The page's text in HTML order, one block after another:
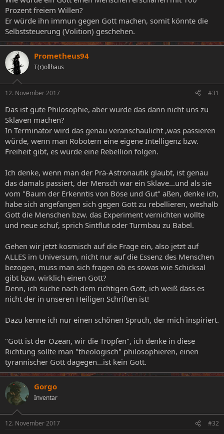
Prozent freiem Willen?
Er würde ihn immun gegen Gott machen, somit könnte die
Selbststeuerung (Volition) geschehen.
Prometheus94
T(r)ollhaus
12. November 2017 #31
Das ist gute Philosophie, aber würde das dann nicht uns zu
Sklaven machen?
In Terminator wird das genau veranschaulicht ,was passieren
würde, wenn man Robotern eine eigene Intelligenz bzw.
Freiheit gibt, es würde eine Rebellion folgen.
Ich denke, wenn man der Prä-Astronautik glaubt, ist genau
das damals passiert, der Mensch war ein Sklave...und als sie
vom "Baum der Erkenntis von Böse und Gut" aßen, denke ich,
habe sich angefangen sich gegen Gott zu rebellieren, weshalb
Gott die Menschen bzw. das Experiment vernichten wollte
und neue schuf, sprich Sintflut oder Turmbau zu Babel.
Gehen wir jetzt kosmisch auf die Frage ein, also jetzt auf
ALLES im Universum, nicht nur auf die Essenz des Menschen
bezogen, muss man sich fragen ob es sowas wie Schicksal
gibt bzw. wirklich einen Gott?
Denn, ich suche nach dem richtigen Gott, ich weiß dass es
nicht der in unseren Heiligen Schriften ist!
Dazu kenne ich nur einen schönen Spruch, der mich inspiriert.
"Gott ist der Ozean, wir die Tropfen", ich denke in diese
Richtung sollte man "theologisch" philosophieren, einen
tyrannischer Gott dagegen...ist kein Gott.
Gorgo
Inventar
12. November 2017 #32